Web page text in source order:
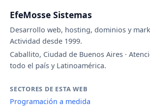
EfeMosse Sistemas
Desarrollo web, hosting, dominios y
Actividad desde 1999.
Caballito, Ciudad de Buenos Aires ·
todo el país y Latinoamérica.
SECTORES DE ESTA WEB
Programación a medida